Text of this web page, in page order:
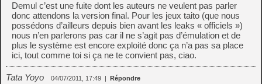
Demul c’est une fuite dont les auteurs ne veulent pas parler
donc attendons la version final. Pour les jeux taito (que nous
possédons d’ailleurs depuis bien avant les leaks « officiels »)
nous n’en parlerons pas car il ne s’agit pas d’émulation et de
plus le système est encore exploité donc ça n’a pas sa place
ici, tout comme toi si ça ne te convient pas, ciao.
Tata Yoyo 04/07/2011, 17:49 | Répondre